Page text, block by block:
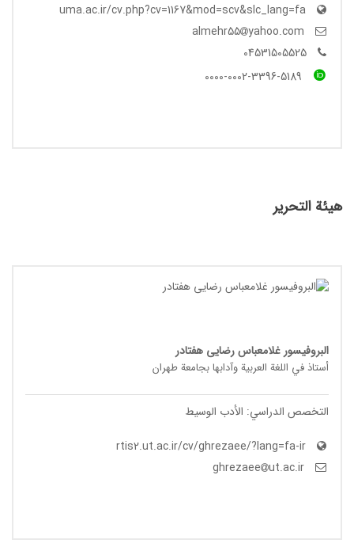
uma.ac.ir/cv.php?cv=1167&mod=scv&slc_lang=fa
yahoo.com
0000-0002-3396-5189
هيئة التحرير
البروفیسور غلامعباس رضایی هفتادر
أستاذ في اللغة العربیة وآدابها بجامعة طهران
التخصص الدراسي: الأدب الوسیط
rtis2.ut.ac.ir/cv/ghrezaee/?lang=fa-ir
ut.ac.ir